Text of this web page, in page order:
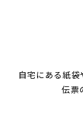
自宅にある紙
伝票